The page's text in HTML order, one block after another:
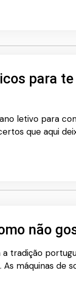
para
letivo para
que aqui
não
tradição
máquinas de